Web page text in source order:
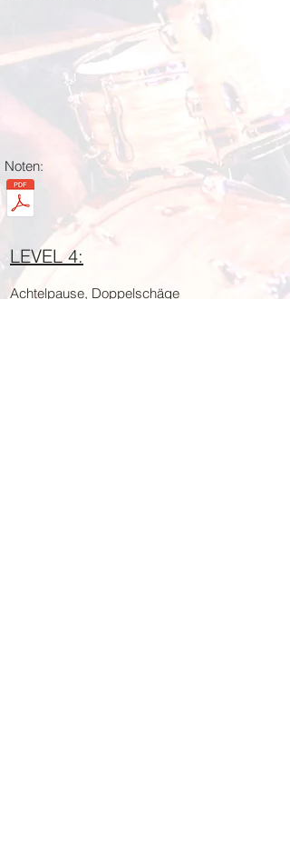
Noten:
LEVEL 4:
Achtelpause, Doppelschäge